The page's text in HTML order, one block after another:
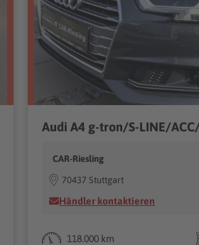
Audi A4 g-tron/S-LINE/
CAR-Riesling
70437 Stuttgart
Händler kontaktieren
118.000 km